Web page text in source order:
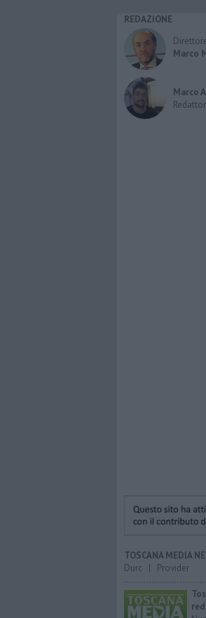
REDAZIONE
Marco
Marco
TOSCANA MEDIA
Durc | Provider